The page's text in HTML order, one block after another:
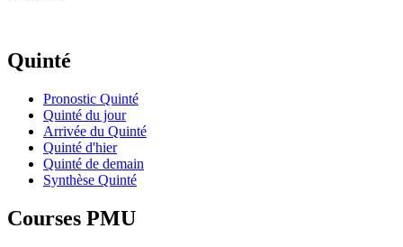
Quinté
Pronostic Quinté
Quinté du jour
Arrivée du Quinté
Quinté d'hier
Quinté de demain
Synthèse Quinté
Courses PMU